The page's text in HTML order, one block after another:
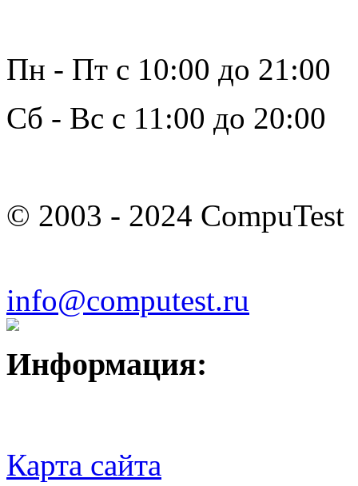
Пн - Пт с 10:00 до 21:00
Сб - Вс с 11:00 до 20:00
© 2003 - 2024 CompuTest
info@computest.ru
Информация:
Карта сайта